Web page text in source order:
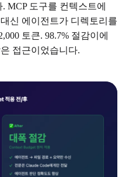
MCP 도구를 컨텍스트에
신 에이전트가 디렉토리를
토큰. 98.7% 절감이에
접근이었습니다.